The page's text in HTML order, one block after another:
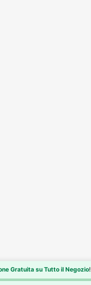
Gratuita su Tutto il Negozio!